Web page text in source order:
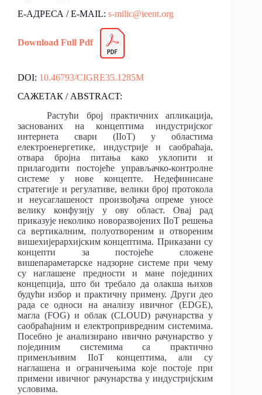
Е-АДРЕСА / E-MAIL: s-milic@ieent.org
Download Full Pdf
DOI: 10.46793/CIGRE35.1285M
САЖЕТАК / ABSTRACT:
Растући број практичних апликација,
заснованих на концептима индустријског
интернета свари (IIoT) у областима
електроенергетике, индустрије и саобраћаја,
отвара бројна питања како уклопити и
прилагодити постојеће управљачко-контролне
системе у нове концепте. Недефинисане
стратегије и регулативе, велики број протокола
и неусаглашеност произвођача опреме уносе
велику конфузију у ову област. Овај рад
приказује неколико новоразвојених IIoT решења
са вертикалним, полуотвореним и отвореним
вишехијерархијским концептима. Приказани су
концепти за постојеће сложене
вишепараметарске надзорне системе при чему
су наглашене предности и мане појединих
концепција, што би требало да олакша њихов
будући избор и практичну примену. Други део
рада се односи на анализу ивичног (EDGE),
магла (FOG) и облак (CLOUD) рачунарства у
саобраћајним и електропривредним системима.
Посебно је анализирано ивично рачунарство у
појединим системима са практично
применљивим IIoT концептима, али су
наглашена и ограничењима које постоје при
примени ивичног рачунарства у индустријским
условима.